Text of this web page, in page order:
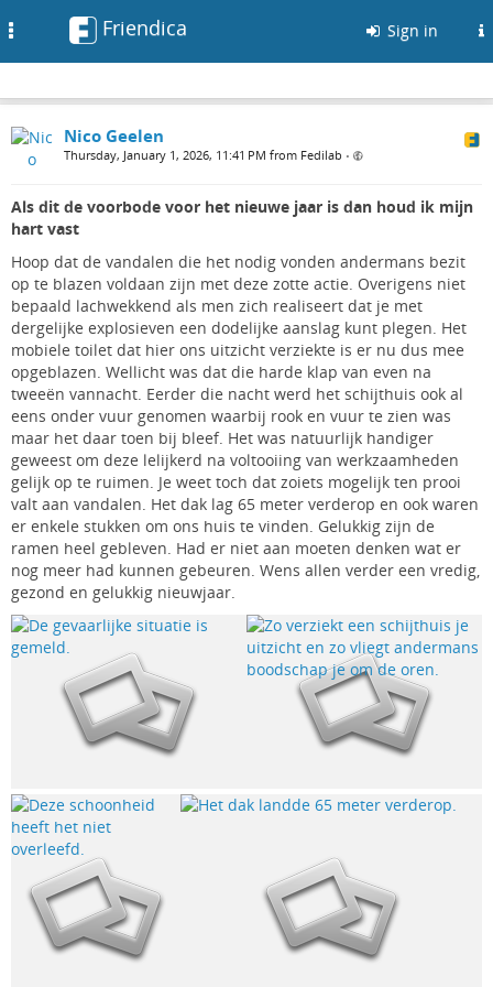
Friendica Sign in
Nico Geelen
Thursday, January 1, 2026, 11:41 PM from Fedilab •
Als dit de voorbode voor het nieuwe jaar is dan houd ik mijn
hart vast
Hoop dat de vandalen die het nodig vonden andermans bezit
op te blazen voldaan zijn met deze zotte actie. Overigens niet
bepaald lachwekkend als men zich realiseert dat je met
dergelijke explosieven een dodelijke aanslag kunt plegen. Het
mobiele toilet dat hier ons uitzicht verziekte is er nu dus mee
opgeblazen. Wellicht was dat die harde klap van even na
tweeën vannacht. Eerder die nacht werd het schijthuis ook al
eens onder vuur genomen waarbij rook en vuur te zien was
maar het daar toen bij bleef. Het was natuurlijk handiger
geweest om deze lelijkerd na voltooiing van werkzaamheden
gelijk op te ruimen. Je weet toch dat zoiets mogelijk ten prooi
valt aan vandalen. Het dak lag 65 meter verderop en ook waren
er enkele stukken om ons huis te vinden. Gelukkig zijn de
ramen heel gebleven. Had er niet aan moeten denken wat er
nog meer had kunnen gebeuren. Wens allen verder een vredig,
gezond en gelukkig nieuwjaar.